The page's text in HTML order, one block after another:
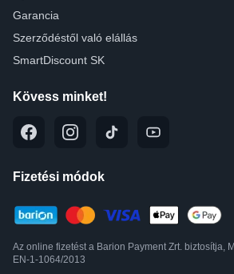
Garancia
Szerződéstől való elállás
SmartDiscount SK
Kövess minket!
Fizetési módok
Az online fizetést a Barion Payment Zrt. biztosítja,
EN-1-1064/2013